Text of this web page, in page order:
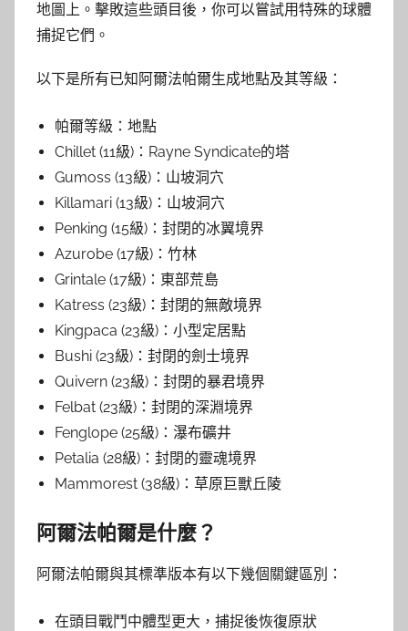
地圖上。擊敗這些頭目後，你可以嘗試用特殊的球體
捕捉它們。
以下是所有已知阿爾法帕爾生成地點及其等級：
帕爾等級：地點
Chillet (11級)：Rayne Syndicate的塔
Gumoss (13級)：山坡洞穴
Killamari (13級)：山坡洞穴
Penking (15級)：封閉的冰翼境界
Azurobe (17級)：竹林
Grintale (17級)：東部荒島
Katress (23級)：封閉的無敵境界
Kingpaca (23級)：小型定居點
Bushi (23級)：封閉的劍士境界
Quivern (23級)：封閉的暴君境界
Felbat (23級)：封閉的深淵境界
Fenglope (25級)：瀑布礦井
Petalia (28級)：封閉的靈魂境界
Mammorest (38級)：草原巨獸丘陵
阿爾法帕爾是什麼？
阿爾法帕爾與其標準版本有以下幾個關鍵區別：
在頭目戰鬥中體型更大，捕捉後恢復原狀